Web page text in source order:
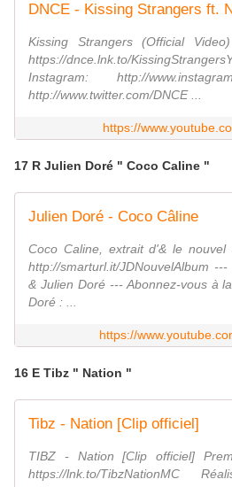
DNCE - Kissing Strangers ft.
Kissing Strangers (Official
https://dnce.lnk.to/
Instagram: http://
http://www.twitter.com/DNCE ...
https://
17 R Julien Doré " Coco Caline "
Julien Doré - Coco Câline
Coco Caline, extrait d'& le
http://smarturl.it/JDNouvelAlbum
& Julien Doré --- Abonnez-vous à
Doré : ...
https://
16 E Tibz " Nation "
Tibz - Nation [Clip officiel]
TIBZ - Nation [Clip officiel]
https://lnk.to/TibzNationMC